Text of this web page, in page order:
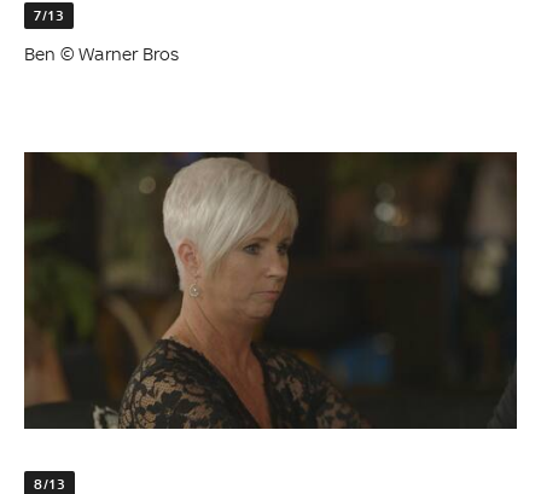
7/13
Ben © Warner Bros
8/13